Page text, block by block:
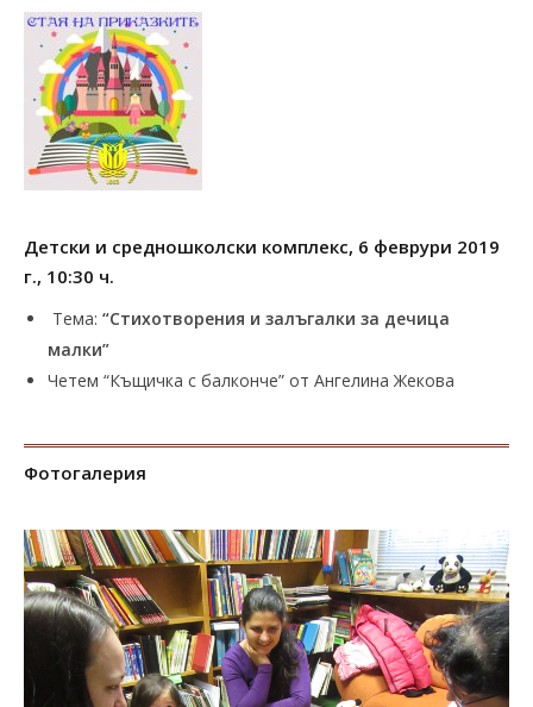
Детски и средношколски комплекс, 6 феврури 2019
г., 10:30 ч.
Тема: “Стихотворения и залъгалки за дечица
малки”
Четем “Къщичка с балконче” от Ангелина Жекова
Фотогалерия